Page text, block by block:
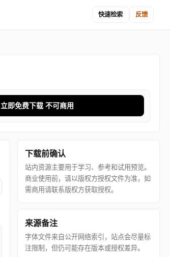
快速检索 反馈
立即免费下载 不可商用
下载前确认
站内资源主要用于学习、参考和试用预览。
商业使用前，请以版权方授权文件为准，如
需商用请联系版权方获取授权。
来源备注
字体文件来自公开网络索引，站点会尽量标
注限制，但仍可能存在版本或授权差异。